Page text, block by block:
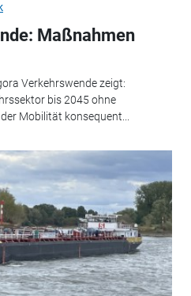
Maßnahmen
Verkehrswende zeigt:
bis 2045 ohne
Mobilität konsequent...